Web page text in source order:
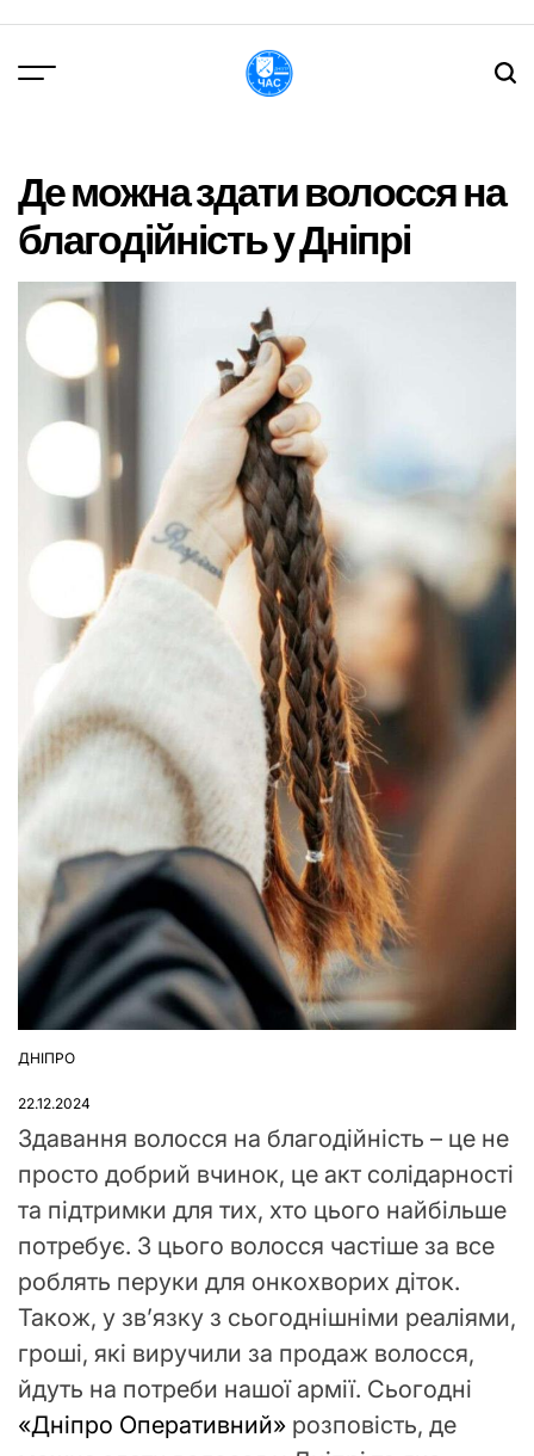
вмісту
Де можна здати волосся на
благодійність у Дніпрі
ОПУБЛІКУВАТИ
ДНІПРО
22.12.2024
Здавання волосся на благодійність – це не
просто добрий вчинок, це акт солідарності
та підтримки для тих, хто цього найбільше
потребує. З цього волосся частіше за все
роблять перуки для онкохворих діток.
Також, у зв’язку з сьогоднішніми реаліями,
гроші, які виручили за продаж волосся,
йдуть на потреби нашої армії. Сьогодні
«Дніпро Оперативний» розповість, де